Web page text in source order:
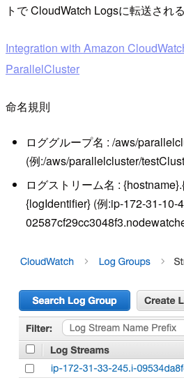
トで CloudWatch Logsに転送され
Integration with Amazon
ParallelCluster
命名規則
ロググループ名 : /aws/
(例:/aws/parallelcluster/
ログストリーム名 :
{logIdentifier} (例:ip-172-31-10-